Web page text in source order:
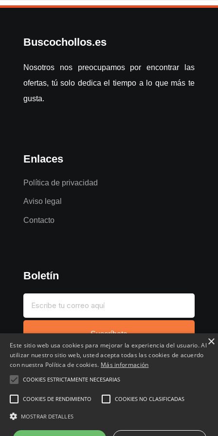
Buscochollos.es
Nosotros nos preocupamos por encontrar las
ofertas, tú solo dedica el tiempo a lo que más te
gusta.
Enlaces
Política de privacidad
Aviso legal
Contacto
Boletín
Suscríbete
Inicio Compartir chollo Destacados
Cronológico
×
Este sitio web usa cookies para mejorar la experiencia del usuario. Al
utilizar nuestro sitio web, usted acepta todas las cookies de acuerdo
con nuestra Política de cookies. Más información
COOKIES ESTRICTAMENTE NECESARIAS
COOKIES DE RENDIMIENTO COOKIES NO CLASIFICADAS
MOSTRAR DETALLES